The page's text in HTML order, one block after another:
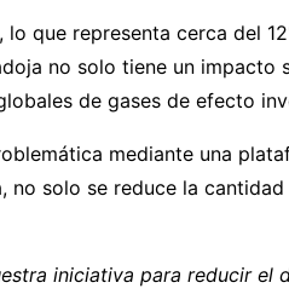
que representa cerca del
no solo tiene un impacto
de gases de efecto
mediante una
solo se reduce la
iniciativa para reducir el